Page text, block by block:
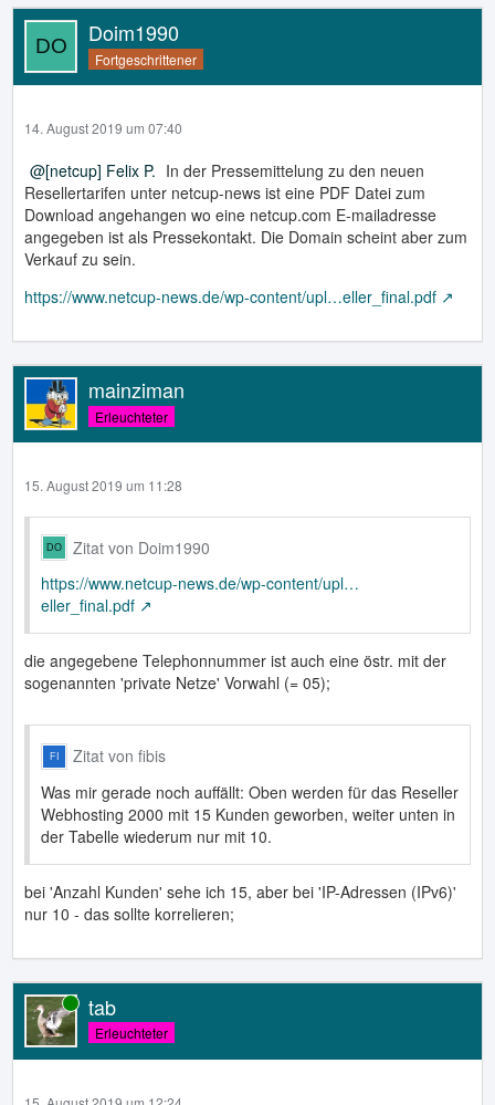
Doim1990
Fortgeschrittener
14. August 2019 um 07:40
[netcup] Felix P. In der Pressemittelung zu den neuen
Resellertarifen unter netcup-news ist eine PDF Datei zum
Download angehangen wo eine netcup.com E-mailadresse
angegeben ist als Pressekontakt. Die Domain scheint aber zum
Verkauf zu sein.
https://www.netcup-news.de/wp-content/upl…eller_final.pdf
mainziman
Erleuchteter
15. August 2019 um 11:28
Zitat von Doim1990
https://www.netcup-news.de/wp-content/upl…
eller_final.pdf
die angegebene Telephonnummer ist auch eine östr. mit der
sogenannten 'private Netze' Vorwahl (= 05);
Zitat von fibis
Was mir gerade noch auffällt: Oben werden für das Reseller
Webhosting 2000 mit 15 Kunden geworben, weiter unten in
der Tabelle wiederum nur mit 10.
bei 'Anzahl Kunden' sehe ich 15, aber bei 'IP-Adressen (IPv6)'
nur 10 - das sollte korrelieren;
tab
Online
Erleuchteter